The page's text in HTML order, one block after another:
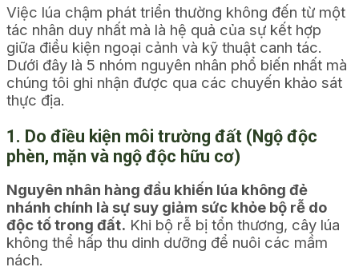
Việc lúa chậm phát triển thường không đến từ một
tác nhân duy nhất mà là hệ quả của sự kết hợp
giữa điều kiện ngoại cảnh và kỹ thuật canh tác.
Dưới đây là 5 nhóm nguyên nhân phổ biến nhất mà
chúng tôi ghi nhận được qua các chuyến khảo sát
thực địa.
1. Do điều kiện môi trường đất (Ngộ độc
phèn, mặn và ngộ độc hữu cơ)
Nguyên nhân hàng đầu khiến lúa không đẻ
nhánh chính là sự suy giảm sức khỏe bộ rễ do
độc tố trong đất. Khi bộ rễ bị tổn thương, cây lúa
không thể hấp thu dinh dưỡng để nuôi các mầm
nách.